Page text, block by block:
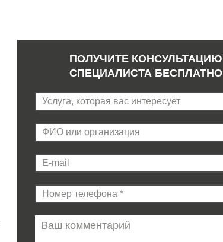
ПОЛУЧИТЕ КОНСУЛЬТАЦИЮ
СПЕЦИАЛИСТА БЕСПЛАТНО